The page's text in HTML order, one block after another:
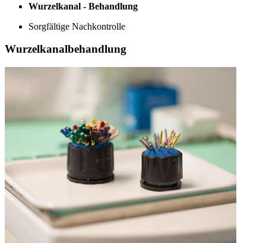
Wurzelkanal - Behandlung
Sorgfältige Nachkontrolle
Wurzelkanalbehandlung